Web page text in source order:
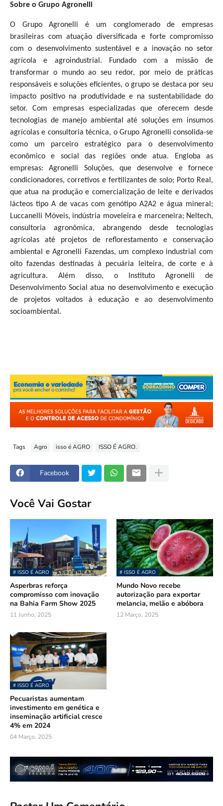
Sobre o Grupo Agronelli
O Grupo Agronelli é um conglomerado de empresas
brasileiras com atuação diversificada e forte compromisso
com o desenvolvimento sustentável e a inovação no setor
agrícola e agroindustrial. Fundado com a missão de
transformar o mundo ao seu redor, por meio de práticas
responsáveis e soluções eficientes, o grupo se destaca por seu
impacto positivo na produtividade e na sustentabilidade do
setor. Com empresas especializadas que oferecem desde
tecnologias de manejo ambiental até soluções em insumos
agrícolas e consultoria técnica, o Grupo Agronelli consolida-se
como um parceiro estratégico para o desenvolvimento
econômico e social das regiões onde atua. Engloba as
empresas: Agronelli Soluções, que desenvolve e fornece
condicionadores, corretivos e fertilizantes de solo; Porto Real,
que atua na produção e comercialização de leite e derivados
lácteos tipo A de vacas com genótipo A2A2 e água mineral;
Luccanelli Móveis, indústria moveleira e marceneira; Neltech,
consultoria agronômica, abrangendo desde tecnologias
agrícolas até projetos de reflorestamento e conservação
ambiental e Agronelli Fazendas, um complexo industrial com
oito fazendas destinadas à pecuária leiteira, de corte e à
agricultura. Além disso, o Instituto Agronelli de
Desenvolvimento Social atua no desenvolvimento e execução
de projetos voltados à educação e ao desenvolvimento
socioambiental.
Tags Agro isso é AGRO ISSO É AGRO.
Facebook
Você Vai Gostar
# ISSO É AGRO
Asperbras reforça
compromisso com inovação
na Bahia Farm Show 2025
11 Junho, 2025
# ISSO É AGRO
Mundo Novo recebe
autorização para exportar
melancia, melão e abóbora
12 Março, 2025
# ISSO É AGRO
Pecuaristas aumentam
investimento em genética e
inseminação artificial cresce
4% em 2024
04 Março, 2025